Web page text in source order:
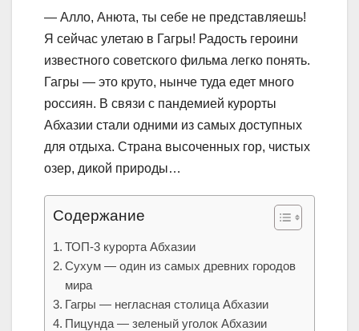
— Алло, Анюта, ты себе не представляешь!
Я сейчас улетаю в Гагры! Радость героини
известного советского фильма легко понять.
Гагры — это круто, нынче туда едет много
россиян. В связи с пандемией курорты
Абхазии стали одними из самых доступных
для отдыха. Страна высоченных гор, чистых
озер, дикой природы…
Содержание
ТОП-3 курорта Абхазии
Сухум — один из самых древних городов
мира
Гагры — негласная столица Абхазии
Пицунда — зеленый уголок Абхазии